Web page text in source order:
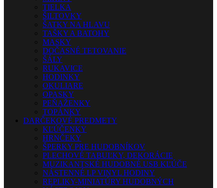
TIELKA
ŠILTOVKY
ŠATKY NA HLAVU
TAŠKY A BATOHY
MASKY
DOČASNÉ TETOVANIE
ŠÁLY
RUKAVICE
HODINKY
OKULIARE
OPASKY
PEŇAŽENKY
TOPÁNKY
DARČEKOVÉ PREDMETY
KĽÚČENKY
HRNČEKY
ŠPERKY PRE HUDOBNÍKOV
PLECHOVÉ TABUĽKY, DEKORÁCIE
MUZIKANTSKÉ HUDOBNÉ USB KĽÚČE
NÁSTENNÉ LP VINYL HODINY
REPLIKY-MINIATÚRY HUDOBNÝCH